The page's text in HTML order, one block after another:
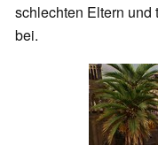
schlechten Eltern und
bei.